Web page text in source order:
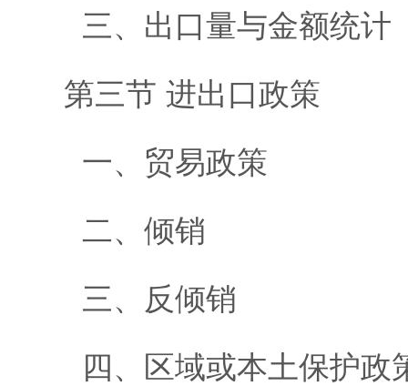
三、出口量与金额统计
第三节 进出口政策
一、贸易政策
二、倾销
三、反倾销
四、区域或本土保护政